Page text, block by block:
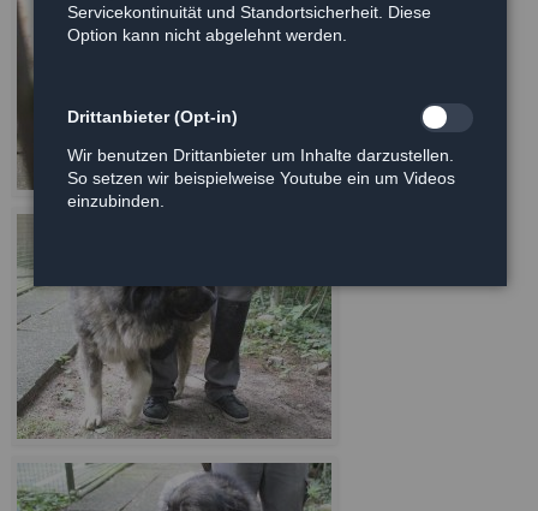
Servicekontinuität und Standortsicherheit. Diese
Option kann nicht abgelehnt werden.
Drittanbieter (Opt-in)
Wir benutzen Drittanbieter um Inhalte darzustellen.
So setzen wir beispielweise Youtube ein um Videos
einzubinden.